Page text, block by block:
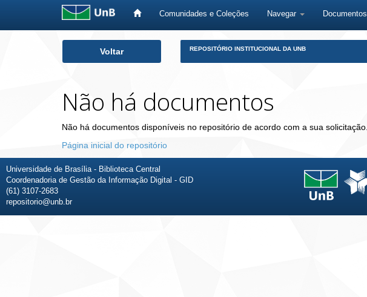
Comunidades e Coleções Navegar Documentos
Voltar REPOSITÓRIO INSTITUCIONAL DA UNB
Não há documentos
Não há documentos disponíveis no repositório de acordo com a sua solicitação.
Página inicial do repositório
Universidade de Brasília - Biblioteca Central
Coordenadoria de Gestão da Informação Digital - GID
(61) 3107-2683
repositorio@unb.br